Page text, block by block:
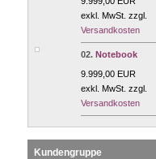
exkl. MwSt. zzgl.
Versandkosten
02. Notebook
9.999,00 EUR
exkl. MwSt. zzgl.
Versandkosten
Kundengruppe